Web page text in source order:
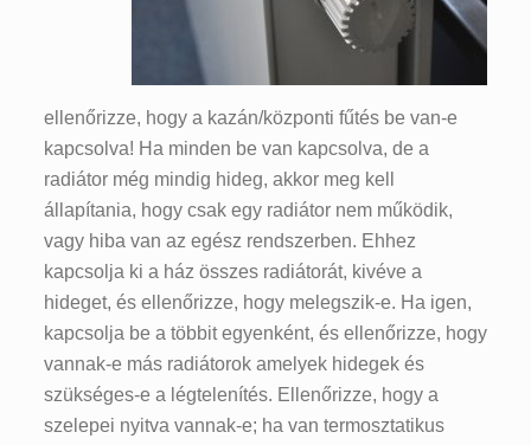
ellenőrizze, hogy a kazán/központi fűtés be van-e
kapcsolva! Ha minden be van kapcsolva, de a
radiátor még mindig hideg, akkor meg kell
állapítania, hogy csak egy radiátor nem működik,
vagy hiba van az egész rendszerben. Ehhez
kapcsolja ki a ház összes radiátorát, kivéve a
hideget, és ellenőrizze, hogy melegszik-e. Ha igen,
kapcsolja be a többit egyenként, és ellenőrizze, hogy
vannak-e más radiátorok amelyek hidegek és
szükséges-e a légtelenítés. Ellenőrizze, hogy a
szelepei nyitva vannak-e; ha van termosztatikus